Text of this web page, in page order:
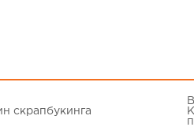
скрапбукинга